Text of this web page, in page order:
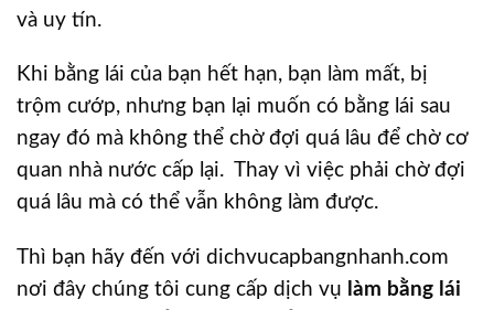
và uy tín.
Khi bằng lái của bạn hết hạn, bạn làm mất, bị
trộm cướp, nhưng bạn lại muốn có bằng lái sau
ngay đó mà không thể chờ đợi quá lâu để chờ cơ
quan nhà nước cấp lại. Thay vì việc phải chờ đợi
quá lâu mà có thể vẫn không làm được.
Thì bạn hãy đến với dichvucapbangnhanh.com
nơi đây chúng tôi cung cấp dịch vụ làm bằng lái